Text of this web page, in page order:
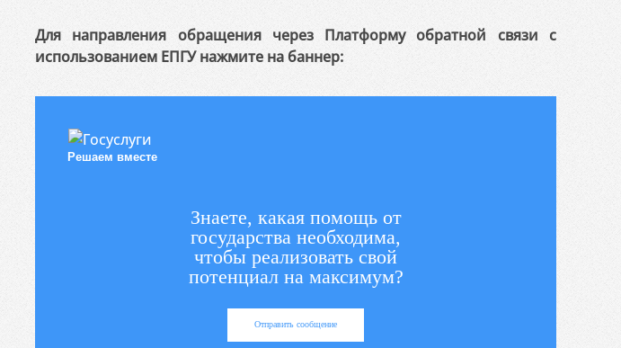
Для направления обращения через Платформу обратной связи с
использованием ЕПГУ нажмите на баннер:
Решаем вместе
Знаете, какая помощь от
государства необходима,
чтобы реализовать свой
потенциал на максимум?
Отправить сообщение